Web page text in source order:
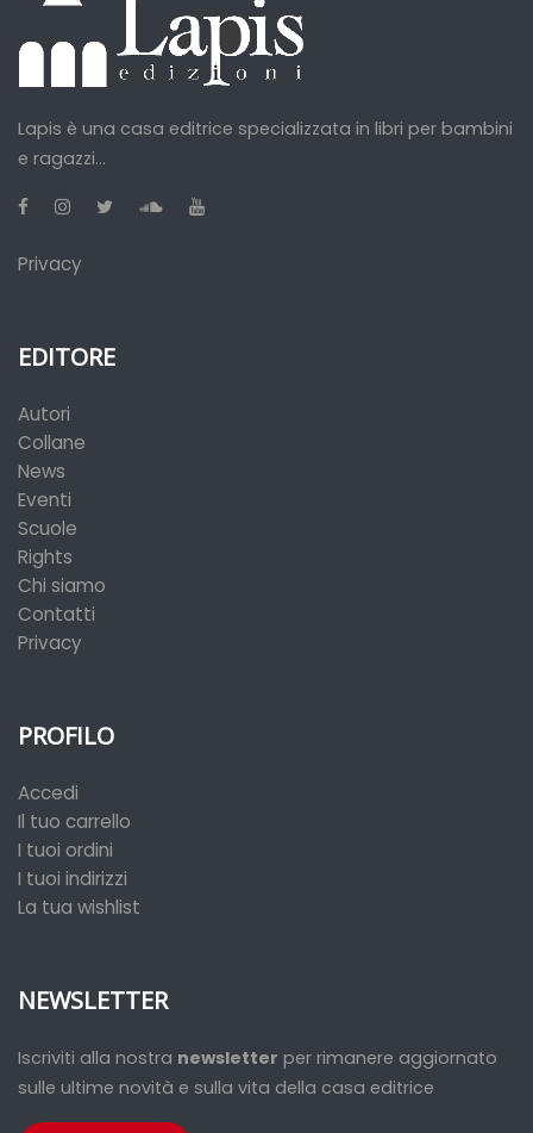
Lapis è una casa editrice specializzata in libri per bambini
e ragazzi...
Privacy
EDITORE
Autori
Collane
News
Eventi
Scuole
Rights
Chi siamo
Contatti
Privacy
PROFILO
Accedi
Il tuo carrello
I tuoi ordini
I tuoi indirizzi
La tua wishlist
NEWSLETTER
Iscriviti alla nostra newsletter per rimanere aggiornato
sulle ultime novità e sulla vita della casa editrice